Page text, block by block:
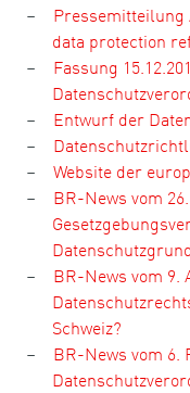
Pressemitteilung
data protection
Fassung
Entwurf der
Website der
BR-News vom
BR-News vom 9.
Schweiz?
BR-News vom 6.